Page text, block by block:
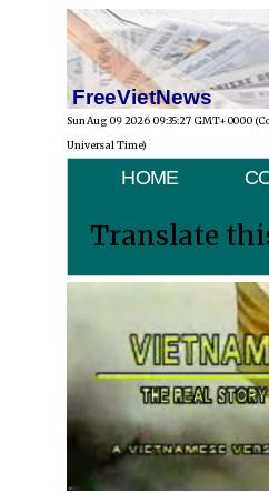
FreeVietNews
Sun Aug 09 2026 09:35:27 GMT+0000
Universal Time)
HOME
Translate